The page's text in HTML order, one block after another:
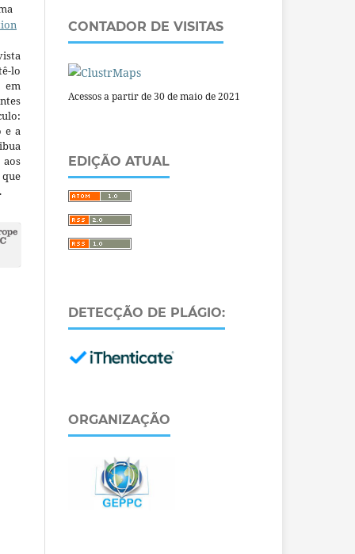
lo
em
e a
CONTADOR DE VISITAS
Acessos a partir de 30 de maio de 2021
EDIÇÃO ATUAL
DETECÇÃO DE PLÁGIO:
ORGANIZAÇÃO